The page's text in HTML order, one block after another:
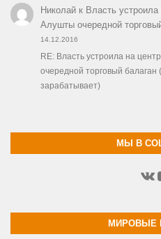
Николайк Власть
Алушты очередной
14.12.2016
RE: Власть устроила на
очередной торговый
зарабатывает)
МЫ В
МИРОВЫЕ